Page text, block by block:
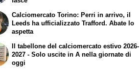
Calciomercato Torino: Perri in arrivo, il
Leeds ha ufficializzato Trafford. Abate lo
aspetta
Il tabellone del calciomercato estivo 2026-
2027 - Solo uscite in A nella giornate di
oggi